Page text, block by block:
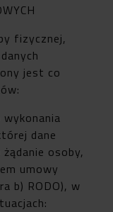
fizycznej,
jest co
dane
osoby,
umowy
b) RODO), w